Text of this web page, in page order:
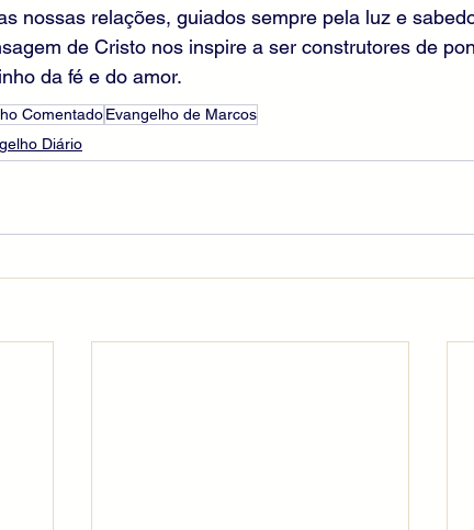
nossas relações, guiados sempre pela luz e
de Cristo nos inspire a ser construtores de
da fé e do amor.
ComentadoEvangelho de Marcos
Diário